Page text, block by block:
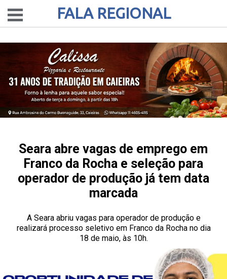
FALA REGIONAL
Seara abre vagas de emprego em
Franco da Rocha e seleção para
operador de produção já tem data
marcada
A Seara abriu vagas para operador de produção e
realizará processo seletivo em Franco da Rocha no dia
18 de maio, às 10h.